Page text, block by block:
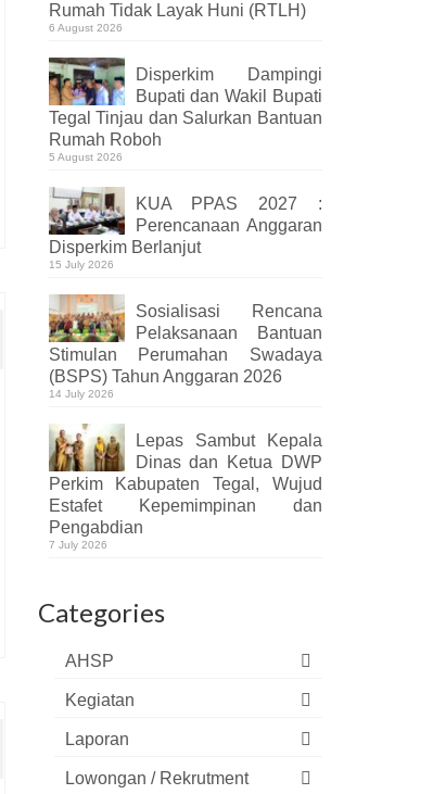
Rumah Tidak Layak Huni (RTLH)
6 August 2026
Disperkim Dampingi
Bupati dan Wakil Bupati
Tegal Tinjau dan Salurkan Bantuan
Rumah Roboh
5 August 2026
KUA PPAS 2027 :
Perencanaan Anggaran
Disperkim Berlanjut
15 July 2026
Sosialisasi Rencana
Pelaksanaan Bantuan
Stimulan Perumahan Swadaya
(BSPS) Tahun Anggaran 2026
14 July 2026
Lepas Sambut Kepala
Dinas dan Ketua DWP
Perkim Kabupaten Tegal, Wujud
Estafet Kepemimpinan dan
Pengabdian
7 July 2026
Categories
AHSP
Kegiatan
Laporan
Lowongan / Rekrutment